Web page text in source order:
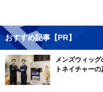
おすすめ記事【PR】
メンズウィッ
トネイチャーの